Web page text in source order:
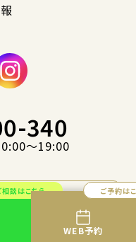
相談はこちら ご予約は
WEB予約
340
〜19:00
由診療（保険適用